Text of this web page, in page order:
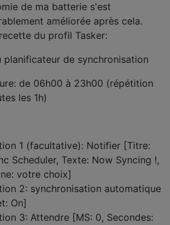
de ma batterie s'est
améliorée après cela.
du profil Tasker:
planificateur de synchronisation
de 06h00 à 23h00 (répétition
les 1h)
1 (facultative): Notifier [Titre:
Scheduler, Texte: Now Syncing !,
votre choix]
2: synchronisation automatique
On]
3: Attendre [MS: 0, Secondes: